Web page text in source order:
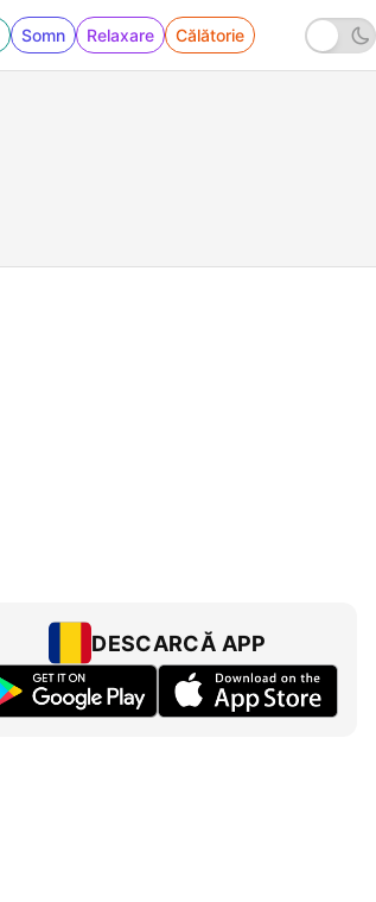
Somn Relaxare Călătorie
DESCARCĂ APP